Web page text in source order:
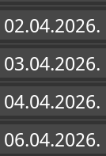
02.04.2026.
03.04.2026.
04.04.2026.
06.04.2026.
OPĆI PODACI